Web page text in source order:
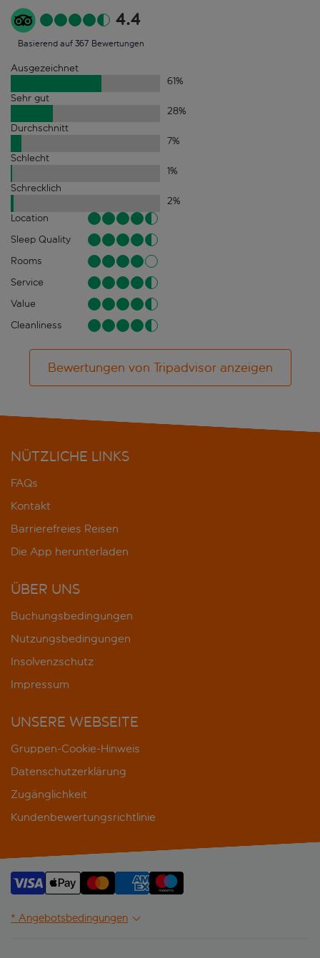
4.4
Basierend auf 367 Bewertungen
Ausgezeichnet
61%
Sehr gut
28%
Durchschnitt
7%
Schlecht
1%
Schrecklich
2%
Location
Sleep Quality
Rooms
Service
Value
Cleanliness
Bewertungen von Tripadvisor anzeigen
NÜTZLICHE LINKS
FAQs
Kontakt
Barrierefreies Reisen
Die App herunterladen
ÜBER UNS
Buchungsbedingungen
Nutzungsbedingungen
Insolvenzschutz
Impressum
UNSERE WEBSEITE
Gruppen-Cookie-Hinweis
Datenschutzerklärung
Zugänglichkeit
Kundenbewertungsrichtlinie
* Angebotsbedingungen